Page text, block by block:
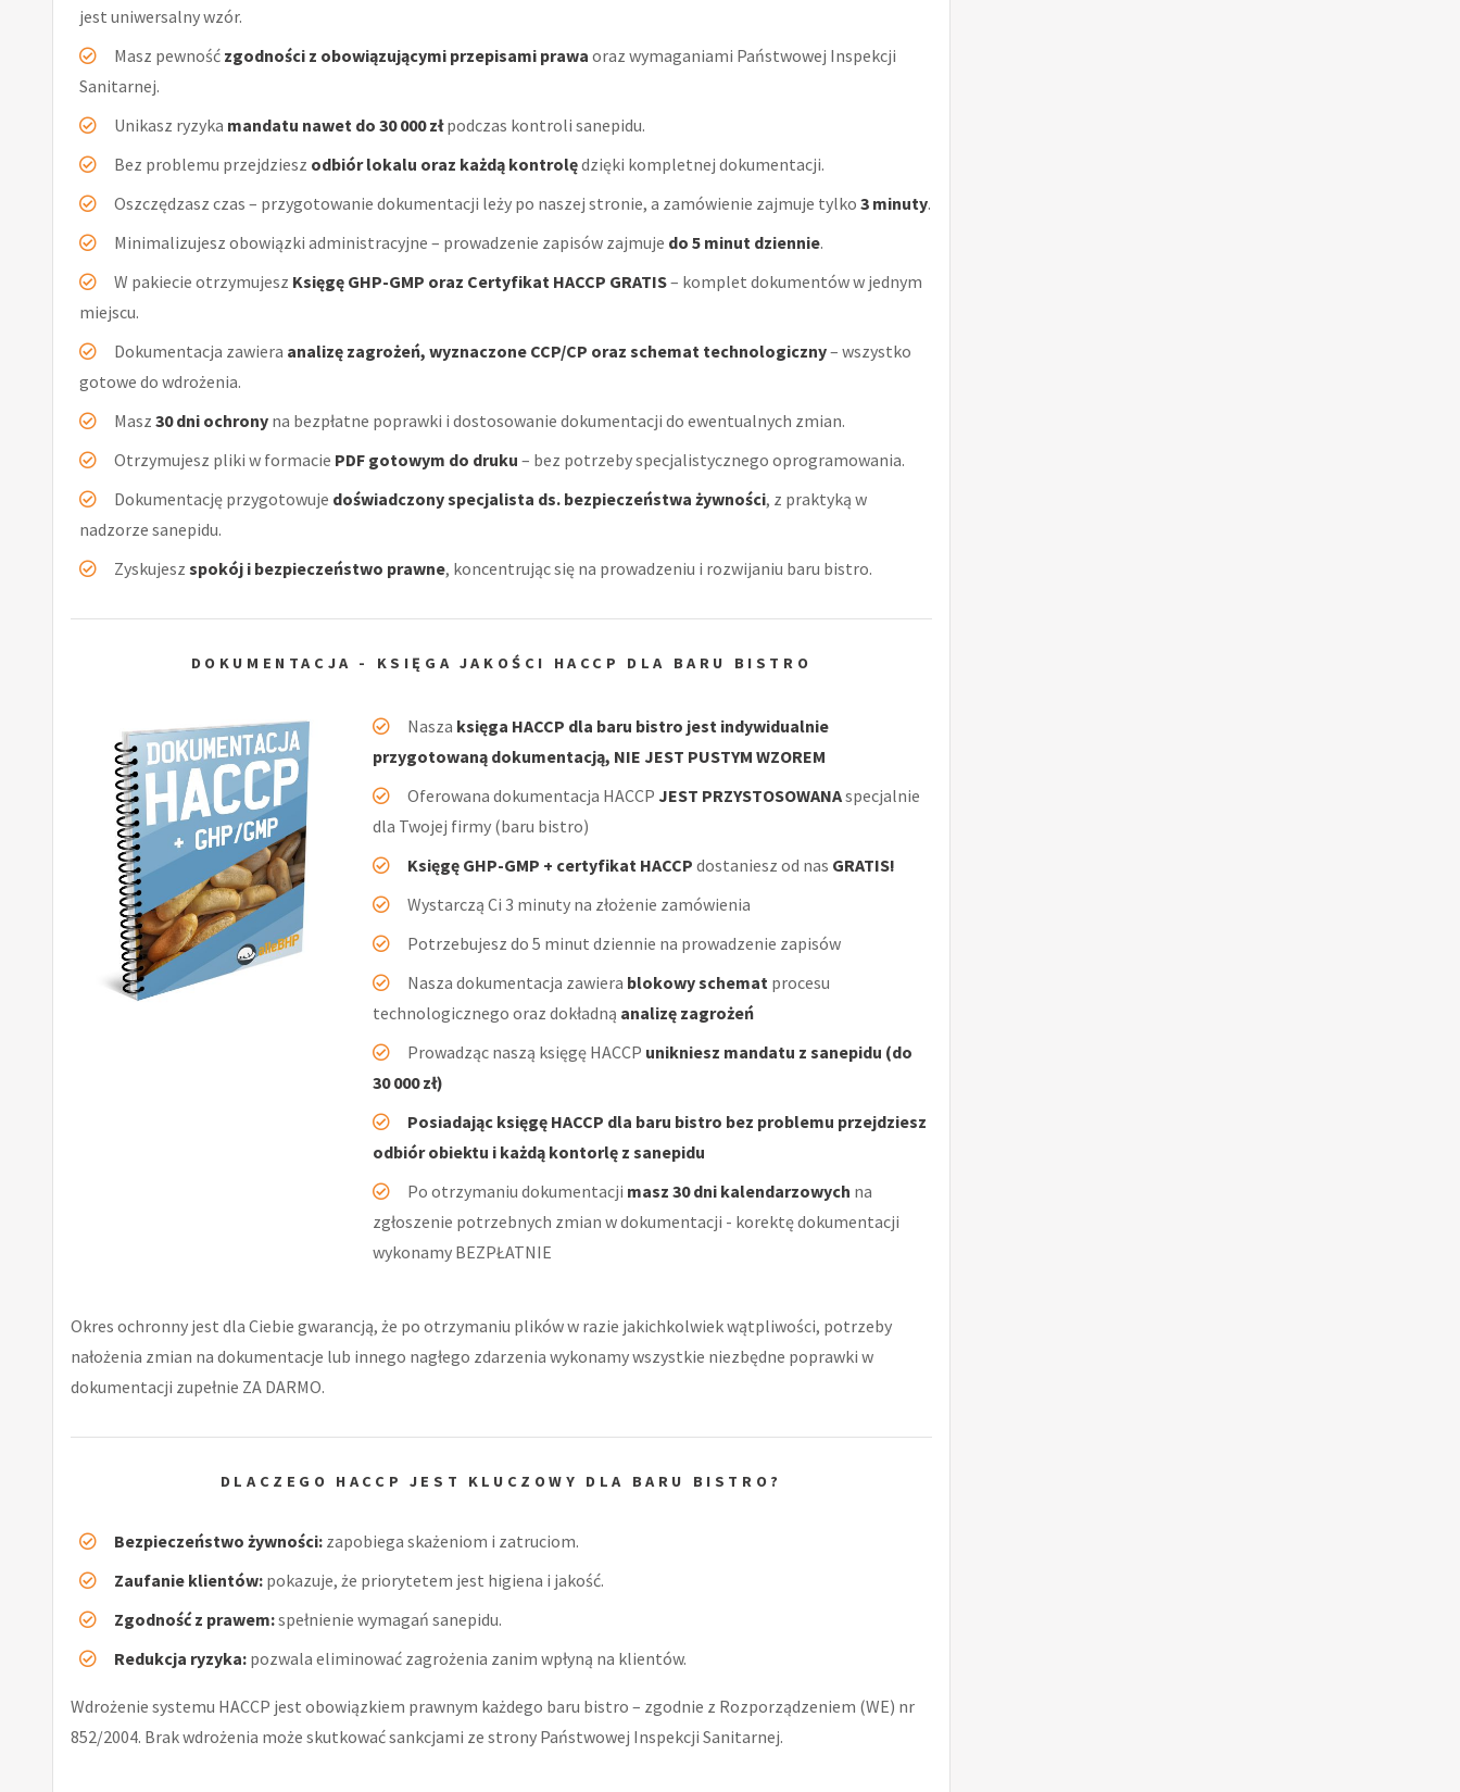
jest uniwersalny wzór.
Masz pewność zgodności z obowiązującymi przepisami prawa oraz wymaganiami Państwowej Inspekcji
Sanitarnej.
Unikasz ryzyka mandatu nawet do 30 000 złpodczas kontroli sanepidu.
Bez problemu przejdziesz odbiór lokalu oraz każdą kontrolędzięki kompletnej dokumentacji.
Oszczędzasz czas – przygotowanie dokumentacji leży po naszej stronie, a zamówienie zajmuje tylko 3 minuty.
Minimalizujesz obowiązki administracyjne – prowadzenie zapisów zajmuje do 5 minut dziennie.
W pakiecie otrzymujesz Księgę GHP-GMP oraz Certyfikat HACCP GRATIS– komplet dokumentów w jednym
miejscu.
Dokumentacja zawiera analizę zagrożeń, wyznaczone CCP/CP oraz schemat technologiczny– wszystko
gotowe do wdrożenia.
Masz 30 dni ochrony na bezpłatne poprawki i dostosowanie dokumentacji do ewentualnych zmian.
Otrzymujesz pliki w formacie PDF gotowym do druku – bez potrzeby specjalistycznego oprogramowania.
Dokumentację przygotowuje doświadczony specjalista ds. bezpieczeństwa żywności, z praktyką w
nadzorze sanepidu.
Zyskujesz spokój i bezpieczeństwo prawne, koncentrując się na prowadzeniu i rozwijaniu baru bistro.
DOKUMENTACJA - KSIĘGA JAKOŚCI HACCP DLA BARU BISTRO
Nasza księga HACCP dla baru bistro jest indywidualnie
przygotowaną dokumentacją, NIE JEST PUSTYM WZOREM
Oferowana dokumentacja HACCP JEST PRZYSTOSOWANAspecjalnie
dla Twojej firmy (baru bistro)
Księgę GHP-GMP + certyfikat HACCP dostaniesz od nas GRATIS!
Wystarczą Ci 3 minuty na złożenie zamówienia
Potrzebujesz do 5 minut dziennie na prowadzenie zapisów
Nasza dokumentacja zawiera blokowy schematprocesu
technologicznego oraz dokładną analizę zagrożeń
Prowadząc naszą księgę HACCP unikniesz mandatu z sanepidu (do
30 000 zł)
Posiadając księgę HACCP dla baru bistro bez problemu przejdziesz
odbiór obiektu i każdą kontorlę z sanepidu
Po otrzymaniu dokumentacji masz 30 dni kalendarzowych na
zgłoszenie potrzebnych zmian w dokumentacji - korektę dokumentacji
wykonamy BEZPŁATNIE
Okres ochronny jest dla Ciebie gwarancją, że po otrzymaniu plików w razie jakichkolwiek wątpliwości, potrzeby
nałożenia zmian na dokumentacje lub innego nagłego zdarzenia wykonamy wszystkie niezbędne poprawki w
dokumentacji zupełnie ZA DARMO.
DLACZEGO HACCP JEST KLUCZOWY DLA BARU BISTRO?
Bezpieczeństwo żywności: zapobiega skażeniom i zatruciom.
Zaufanie klientów: pokazuje, że priorytetem jest higiena i jakość.
Zgodność z prawem:spełnienie wymagań sanepidu.
Redukcja ryzyka: pozwala eliminować zagrożenia zanim wpłyną na klientów.
Wdrożenie systemu HACCP jest obowiązkiem prawnym każdego baru bistro – zgodnie z Rozporządzeniem (WE) nr
852/2004. Brak wdrożenia może skutkować sankcjami ze strony Państwowej Inspekcji Sanitarnej.